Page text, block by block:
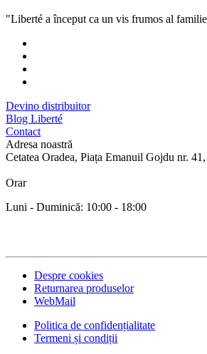
"Liberté a început ca un vis frumos al
Devino distribuitor
Blog Liberté
Contact
Adresa noastră
Cetatea Oradea, Piața Emanuil Gojdu nr.
Orar
Luni - Duminică: 10:00 - 18:00
Despre cookies
Returnarea produselor
WebMail
Politica de confidențialitate
Termeni și condiții